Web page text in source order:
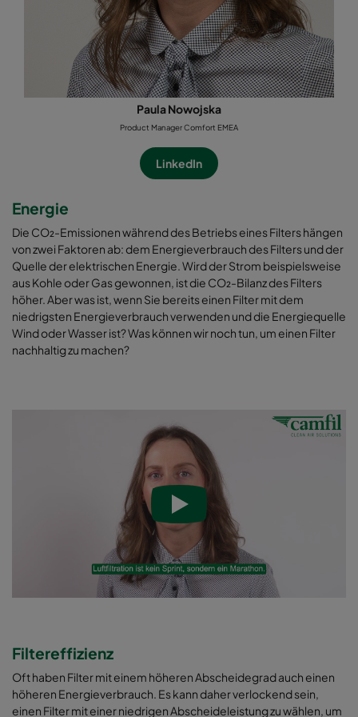
Paula Nowojska
Product Manager Comfort EMEA
LinkedIn
Energie
Die CO₂-Emissionen während des Betriebs eines Filters hängen
von zwei Faktoren ab: dem Energieverbrauch des Filters und der
Quelle der elektrischen Energie. Wird der Strom beispielsweise
aus Kohle oder Gas gewonnen, ist die CO₂-Bilanz des Filters
höher. Aber was ist, wenn Sie bereits einen Filter mit dem
niedrigsten Energieverbrauch verwenden und die Energiequelle
Wind oder Wasser ist? Was können wir noch tun, um einen Filter
nachhaltig zu machen?
Filtereffizienz
Oft haben Filter mit einem höheren Abscheidegrad auch einen
höheren Energieverbrauch. Es kann daher verlockend sein,
einen Filter mit einer niedrigen Abscheideleistung zu wählen, um